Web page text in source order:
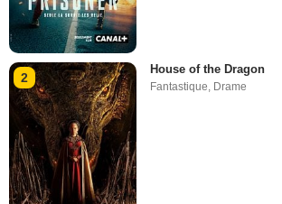
2
House of the Dragon
Fantastique Drame